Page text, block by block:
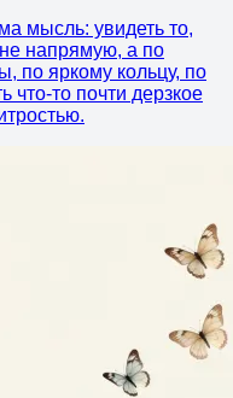
мысль: увидеть то,
напрямую, а по
по яркому кольцу, по
что-то почти дерзкое